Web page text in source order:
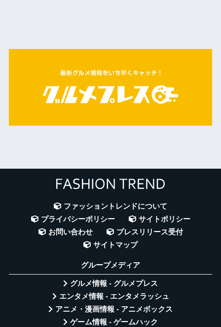
ファッショントレンドについて
プライバシーポリシー
サイトポリシー
お問い合わせ
プレスリリース受付
サイトマップ
グループメディア
グルメ情報 - グルメプレス
エンタメ情報 - エンタメラッシュ
アニメ・漫画情報 - アニメボックス
ゲーム情報 - ゲームハック